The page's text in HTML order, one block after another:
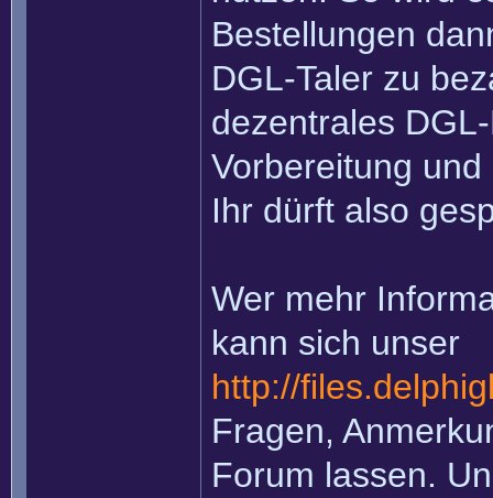
Bestellungen
DGL-Taler zu
dezentrales
Vorbereitung
Ihr dürft also
Wer mehr
kann sich unser
http://
Fragen,
Forum lassen.